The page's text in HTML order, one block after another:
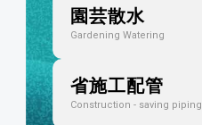
園芸散水
Gardening Watering
省施工配管
Construction - saving piping